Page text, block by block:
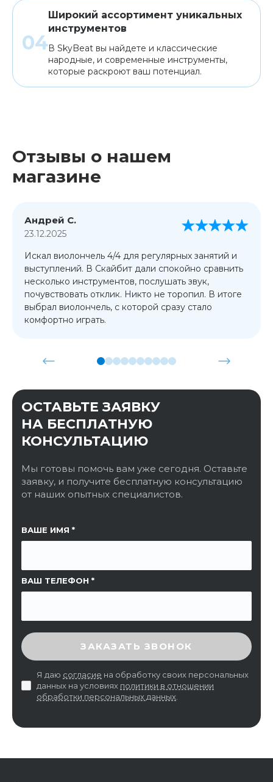
Широкий ассортимент уникальных
инструментов
В SkyBeat вы найдете и классические
народные, и современные инструменты,
которые раскроют ваш потенциал.
Отзывы о нашем
магазине
Андрей С.
23.12.2025
Искал виолончель 4/4 для регулярных занятий и
выступлений. В Скайбит дали спокойно сравнить
несколько инструментов, послушать звук,
почувствовать отклик. Никто не торопил. В итоге
выбрал виолончель, с которой сразу стало
комфортно играть.
ОСТАВЬТЕ ЗАЯВКУ
НА БЕСПЛАТНУЮ
КОНСУЛЬТАЦИЮ
Мы готовы помочь вам уже сегодня. Оставьте
заявку, и получите бесплатную консультацию
от наших опытных специалистов.
ВАШЕ ИМЯ
ВАШ ТЕЛЕФОН
ССЫЛКА НА СТРАНИЦУ
ВВЕДИТЕ ПРОВЕРОЧНЫЙ КОД
ЗАКАЗАТЬ ЗВОНОК
Я даю согласие на обработку своих персональных
данных на условиях политики в отношении
обработки персональных данных